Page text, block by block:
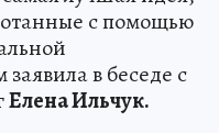
с помощью
в беседе с
Елена Ильчук.